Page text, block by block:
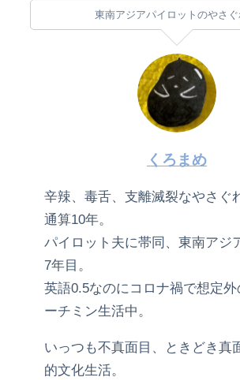
東南アジアパイロットのやさぐ
くろまめ
辛辣、毒舌、支離滅裂なやさぐ
通算10年。
パイロット夫に帯同、東南アジ
7年目。
英語0.5なのにコロナ禍で想定
ーチミン生活中。
いっつも不真面目、ときどき真
的文化生活。